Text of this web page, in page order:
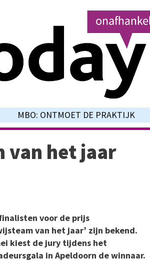
MBO: ONTMOET DE PRAKTIJK
van het jaar
voor de prijs
van het jaar’ zijn bekend.
kiest de jury tijdens het
in Apeldoorn de winnaar.